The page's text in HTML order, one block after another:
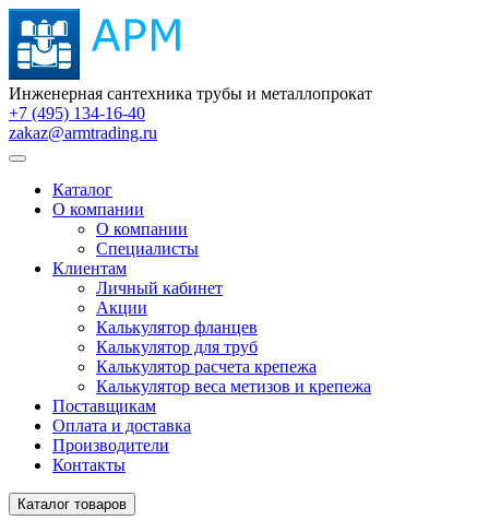
Инженерная сантехника трубы и металлопрокат
+7 (495) 134-16-40
zakaz@armtrading.ru
Каталог
О компании
О компании
Специалисты
Клиентам
Личный кабинет
Акции
Калькулятор фланцев
Калькулятор для труб
Калькулятор расчета крепежа
Калькулятор веса метизов и крепежа
Поставщикам
Оплата и доставка
Производители
Контакты
Каталог товаров